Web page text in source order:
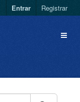
Entrar Registrar